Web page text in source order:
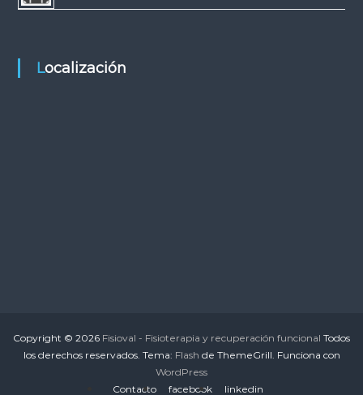
Localización
Copyright © 2026 Fisioval - Fisioterapia y recuperación funcional Todos
los derechos reservados. Tema: Flash de ThemeGrill. Funciona con
WordPress
Contacto
facebook linkedin